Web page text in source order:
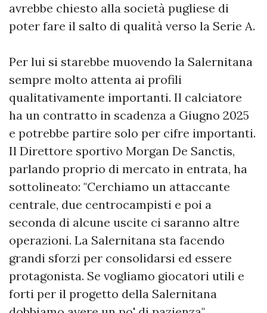
avrebbe chiesto alla società pugliese di
poter fare il salto di qualità verso la Serie A.
Per lui si starebbe muovendo la Salernitana
sempre molto attenta ai profili
qualitativamente importanti. Il calciatore
ha un contratto in scadenza a Giugno 2025
e potrebbe partire solo per cifre importanti.
Il Direttore sportivo Morgan De Sanctis,
parlando proprio di mercato in entrata, ha
sottolineato: "Cerchiamo un attaccante
centrale, due centrocampisti e poi a
seconda di alcune uscite ci saranno altre
operazioni. La Salernitana sta facendo
grandi sforzi per consolidarsi ed essere
protagonista. Se vogliamo giocatori utili e
forti per il progetto della Salernitana